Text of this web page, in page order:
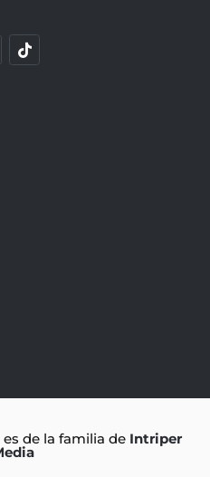
de la familia de Intriper